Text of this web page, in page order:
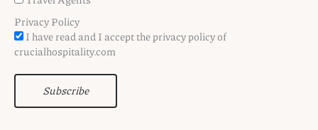
Privacy Policy
I have read and I accept the privacy policy of
crucialhospitality.com
Subscribe